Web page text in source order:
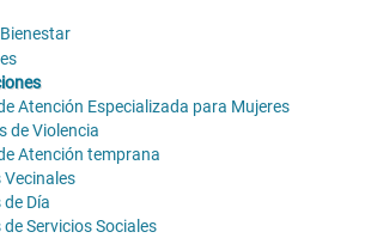
Atención Especializada para Mujeres
de Violencia
Atención temprana
Vecinales
Día
Servicios Sociales